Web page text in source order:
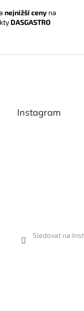
nejnižší ceny na
DASGASTRO
Instagram
Sledovat na